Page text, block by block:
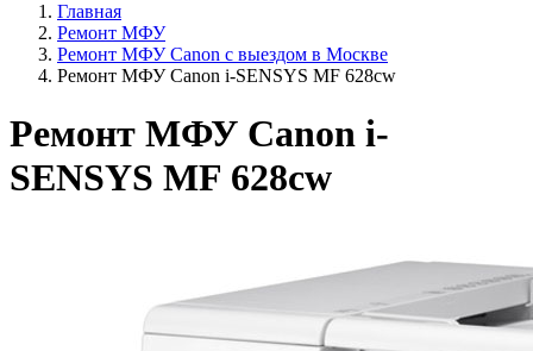
Главная
Ремонт МФУ
Ремонт МФУ Canon с выездом в Москве
Ремонт МФУ Canon i-SENSYS MF 628cw
Ремонт МФУ Canon i-
SENSYS MF 628cw